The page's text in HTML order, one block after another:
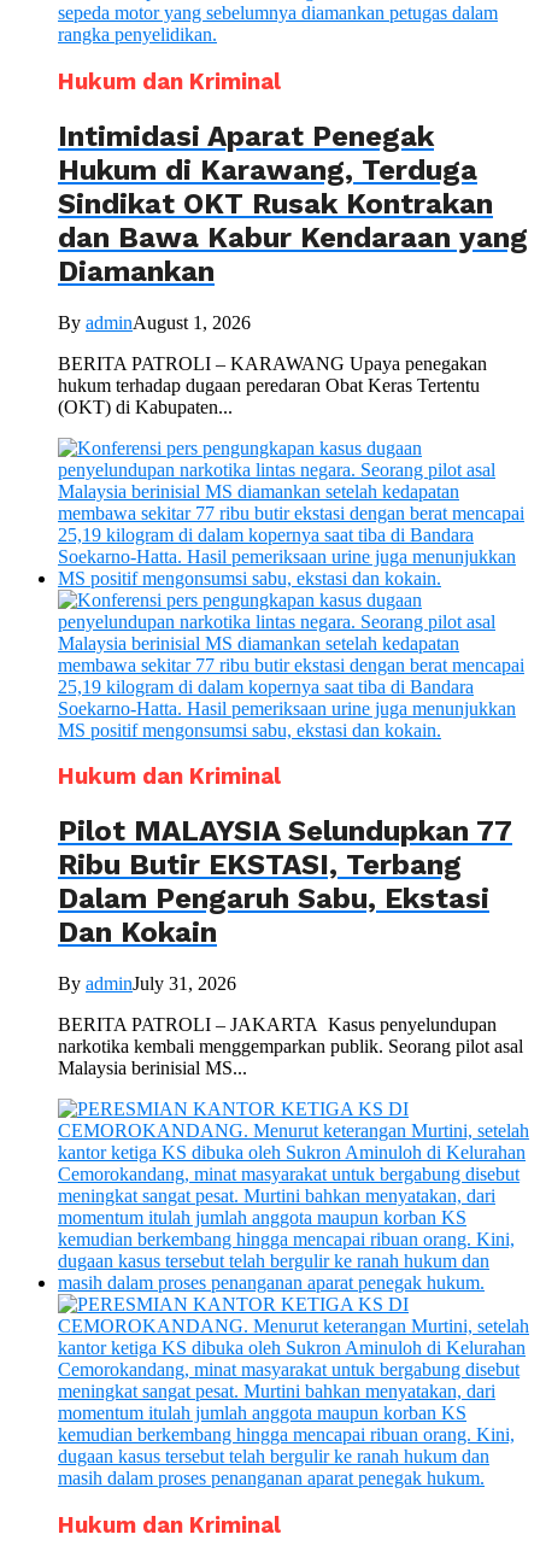
Hukum dan Kriminal
Intimidasi Aparat Penegak
Hukum di Karawang, Terduga
Sindikat OKT Rusak Kontrakan
dan Bawa Kabur Kendaraan yang
Diamankan
By adminAugust 1, 2026
BERITA PATROLI – KARAWANG Upaya penegakan
hukum terhadap dugaan peredaran Obat Keras Tertentu
(OKT) di Kabupaten...
Hukum dan Kriminal
Pilot MALAYSIA Selundupkan 77
Ribu Butir EKSTASI, Terbang
Dalam Pengaruh Sabu, Ekstasi
Dan Kokain
By adminJuly 31, 2026
BERITA PATROLI – JAKARTA Kasus penyelundupan
narkotika kembali menggemparkan publik. Seorang pilot asal
Malaysia berinisial MS...
Hukum dan Kriminal